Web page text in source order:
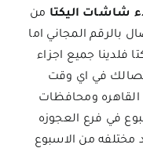
شاشات اليكتا من
بالرقم المجاني اما
فلدينا جميع اجزاء
في اي وقت
القاهره ومحافظات
في فرع العجوزه
مختلفه من الاسبوع